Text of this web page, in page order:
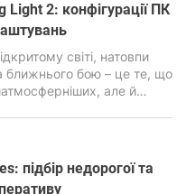
Light 2: конфігурації ПК
світі, натовпи
ближнього бою – це те, що
але й
та реалістичну фізику
від ПК.
підбір недорогої та